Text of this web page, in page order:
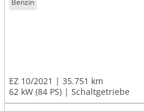
Benzin
EZ 10/2021
35.751 km
62 kW (84 PS)
Schaltgetriebe